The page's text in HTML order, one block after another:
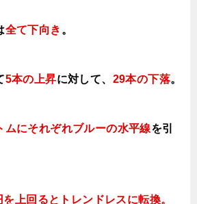
全て下向き 。
5本の上昇に対して、 29本の下落。
ムにそれぞれブルーの水平線を引
上回るとトレンドレスに転換。